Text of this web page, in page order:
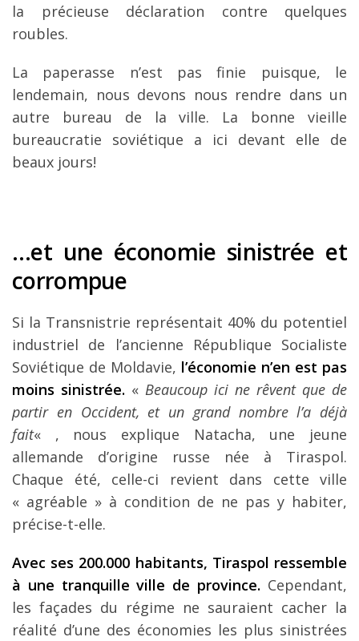
la précieuse déclaration contre quelques
roubles.
La paperasse n’est pas finie puisque, le
lendemain, nous devons nous rendre dans un
autre bureau de la ville. La bonne vieille
bureaucratie soviétique a ici devant elle de
beaux jours!
…et une économie sinistrée et
corrompue
Si la Transnistrie représentait 40% du potentiel
industriel de l’ancienne République Socialiste
Soviétique de Moldavie, l’économie n’en est pas
moins sinistrée. « Beaucoup ici ne rêvent que de
partir en Occident, et un grand nombre l’a déjà
fait« , nous explique Natacha, une jeune
allemande d’origine russe née à Tiraspol.
Chaque été, celle-ci revient dans cette ville
« agréable » à condition de ne pas y habiter,
précise-t-elle.
Avec ses 200.000 habitants, Tiraspol ressemble
à une tranquille ville de province. Cependant,
les façades du régime ne sauraient cacher la
réalité d’une des économies les plus sinistrées